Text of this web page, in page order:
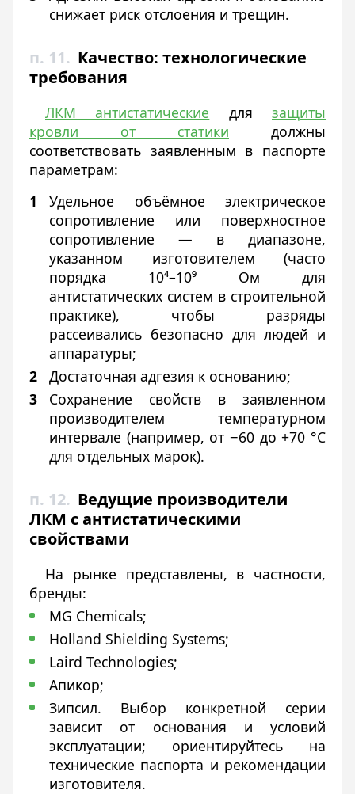
снижает риск отслоения и трещин.
п. 11. Качество: технологические
требования
ЛКМ антистатические длязащиты
кровли от статики должны
соответствовать заявленным в паспорте
параметрам:
Удельное объёмное электрическое
сопротивление или поверхностное
сопротивление — в диапазоне,
указанном изготовителем (часто
порядка 10⁴–10⁹ Ом для
антистатических систем в строительной
практике), чтобы разряды
рассеивались безопасно для людей и
аппаратуры;
Достаточная адгезия к основанию;
Сохранение свойств в заявленном
производителем температурном
интервале (например, от −60 до +70 °C
для отдельных марок).
п. 12. Ведущие производители
ЛКМ с антистатическими
свойствами
На рынке представлены, в частности,
бренды:
MG Chemicals;
Holland Shielding Systems;
Laird Technologies;
Апикор;
Зипсил. Выбор конкретной серии
зависит от основания и условий
эксплуатации; ориентируйтесь на
технические паспорта и рекомендации
изготовителя.